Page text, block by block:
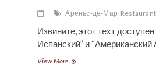
Ареньс-де-Мар
Извините, этот техт
Испанский” и “Американский
View More(Español)